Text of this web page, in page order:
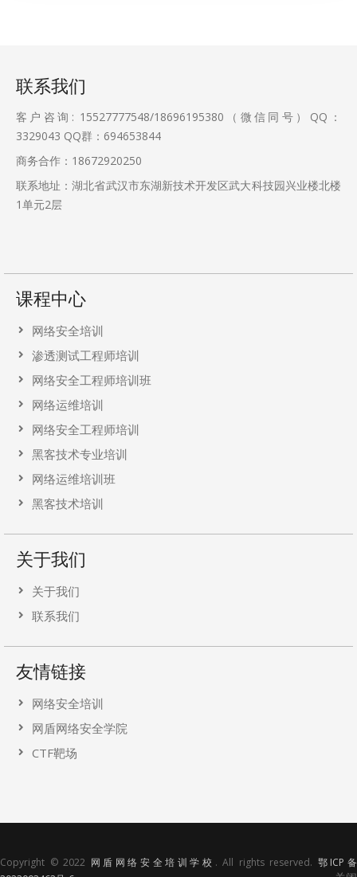
联系我们
客户咨询: 15527777548/18696195380（微信同号）QQ：
3329043 QQ群：694653844
商务合作：18672920250
联系地址：湖北省武汉市东湖新技术开发区武大科技园兴业楼北楼
1单元2层
课程中心
网络安全培训
渗透测试工程师培训
网络安全工程师培训班
网络运维培训
网络安全工程师培训
黑客技术专业培训
网络运维培训班
黑客技术培训
关于我们
关于我们
联系我们
友情链接
网络安全培训
网盾网络安全学院
CTF靶场
Copyright © 2022 网盾网络安全培训学校 . All rights reserved. 鄂ICP备